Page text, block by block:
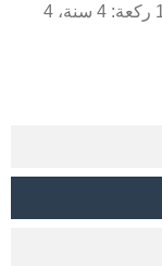
وينتهي عند الفجر. تشمل هذه الصلاة الليلية 17 ركعة: 4 سنة، 4